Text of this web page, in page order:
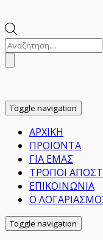
Αναζήτηση
προϊόντων
Toggle navigation
ΑΡΧΙΚΗ
ΠΡΟΪΟΝΤΑ
ΓΙΑ ΕΜΑΣ
ΤΡΟΠΟΙ
ΕΠΙΚΟΙΝΩΝΙΑ
Ο
Toggle navigation